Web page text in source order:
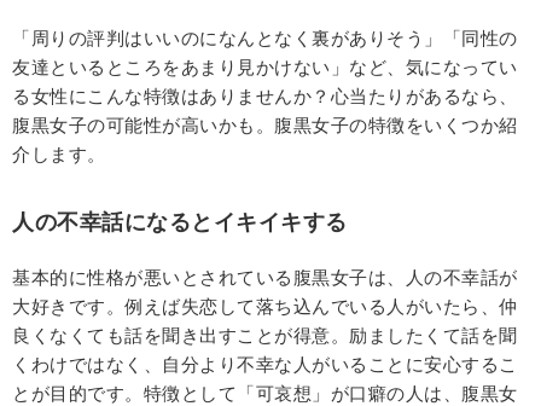
「周りの評判はいいのになんとなく裏がありそう」「同性の
友達といるところをあまり見かけない」など、気になってい
る女性にこんな特徴はありませんか？心当たりがあるなら、
腹黒女子の可能性が高いかも。腹黒女子の特徴をいくつか紹
介します。
人の不幸話になるとイキイキする
基本的に性格が悪いとされている腹黒女子は、人の不幸話が
大好きです。例えば失恋して落ち込んでいる人がいたら、仲
良くなくても話を聞き出すことが得意。励ましたくて話を聞
くわけではなく、自分より不幸な人がいることに安心するこ
とが目的です。特徴として「可哀想」が口癖の人は、腹黒女